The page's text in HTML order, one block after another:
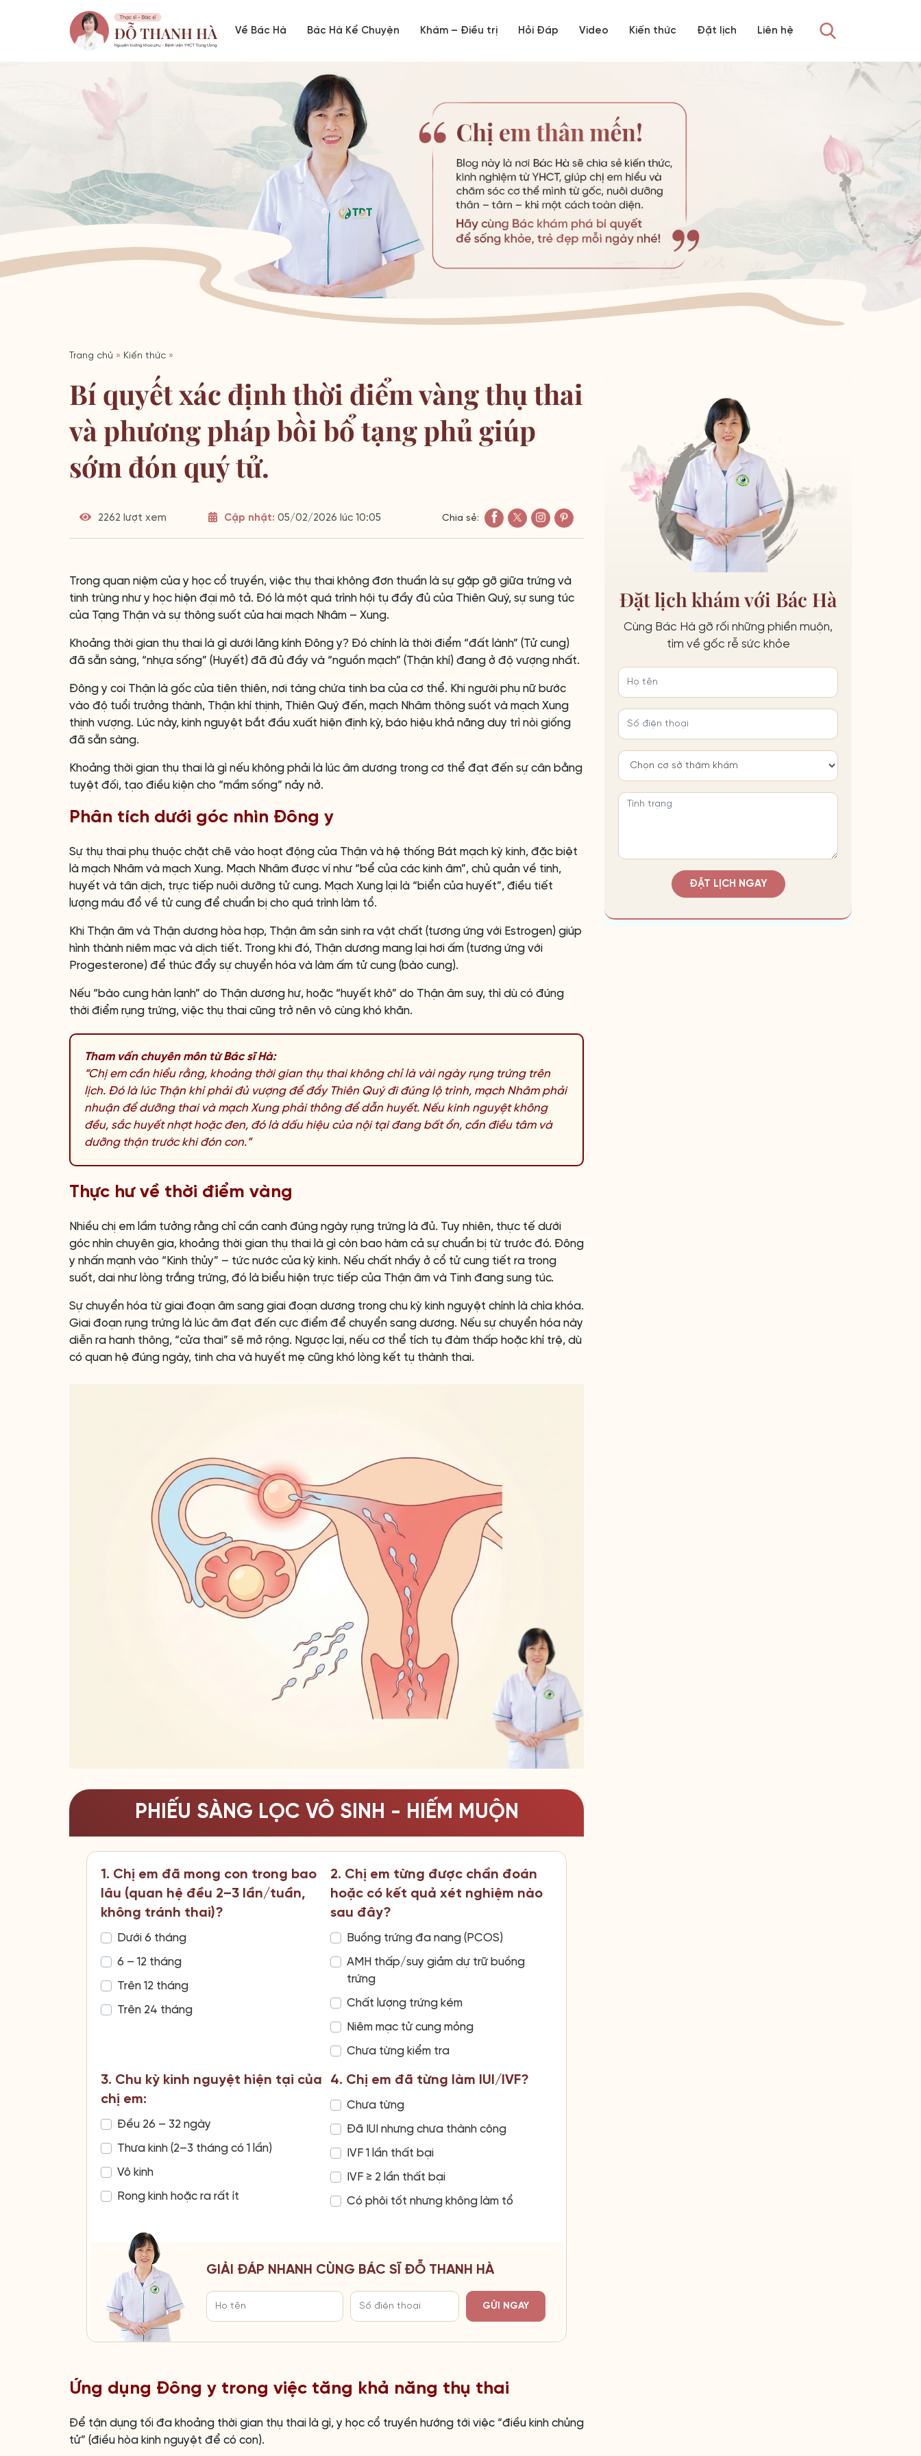
Về Bác Hà Bác Hà Kể Chuyện Khám – Điều trị Hỏi Đáp Video Kiến thức Đặt lịch Liên hệ
Trang chủ » Kiến thức »
Bí quyết xác định thời điểm vàng thụ thai
và phương pháp bồi bổ tạng phủ giúp
sớm đón quý tử.
2262 lượt xem Cập nhật: 05/02/2026 lúc 10:05 Chia sẻ:
Trong quan niệm của y học cổ truyền, việc thụ thai không đơn thuần là sự gặp gỡ giữa trứng và
tinh trùng như y học hiện đại mô tả. Đó là một quá trình hội tụ đầy đủ của Thiên Quý, sự sung túc
của Tạng Thận và sự thông suốt của hai mạch Nhâm – Xung.
Khoảng thời gian thụ thai là gì dưới lăng kính Đông y? Đó chính là thời điểm “đất lành” (Tử cung)
đã sẵn sàng, “nhựa sống” (Huyết) đã đủ đầy và “nguồn mạch” (Thận khí) đang ở độ vượng nhất.
Đông y coi Thận là gốc của tiên thiên, nơi tàng chứa tinh ba của cơ thể. Khi người phụ nữ bước
vào độ tuổi trưởng thành, Thận khí thịnh, Thiên Quý đến, mạch Nhâm thông suốt và mạch Xung
thịnh vượng. Lúc này, kinh nguyệt bắt đầu xuất hiện định kỳ, báo hiệu khả năng duy trì nòi giống
đã sẵn sàng.
Khoảng thời gian thụ thai là gì nếu không phải là lúc âm dương trong cơ thể đạt đến sự cân bằng
tuyệt đối, tạo điều kiện cho “mầm sống” nảy nở.
Phân tích dưới góc nhìn Đông y
Sự thụ thai phụ thuộc chặt chẽ vào hoạt động của Thận và hệ thống Bát mạch kỳ kinh, đặc biệt
là mạch Nhâm và mạch Xung. Mạch Nhâm được ví như “bể của các kinh âm”, chủ quản về tinh,
huyết và tân dịch, trực tiếp nuôi dưỡng tử cung. Mạch Xung lại là “biển của huyết”, điều tiết
lượng máu đổ về tử cung để chuẩn bị cho quá trình làm tổ.
Khi Thận âm và Thận dương hòa hợp, Thận âm sản sinh ra vật chất (tương ứng với Estrogen) giúp
hình thành niêm mạc và dịch tiết. Trong khi đó, Thận dương mang lại hơi ấm (tương ứng với
Progesterone) để thúc đẩy sự chuyển hóa và làm ấm tử cung (bào cung).
Nếu “bào cung hàn lạnh” do Thận dương hư, hoặc “huyết khô” do Thận âm suy, thì dù có đúng
thời điểm rụng trứng, việc thụ thai cũng trở nên vô cùng khó khăn.
Tham vấn chuyên môn từ Bác sĩ Hà:
“Chị em cần hiểu rằng, khoảng thời gian thụ thai không chỉ là vài ngày rụng trứng trên
lịch. Đó là lúc Thận khí phải đủ vượng để đẩy Thiên Quý đi đúng lộ trình, mạch Nhâm phải
nhuận để dưỡng thai và mạch Xung phải thông để dẫn huyết. Nếu kinh nguyệt không
đều, sắc huyết nhợt hoặc đen, đó là dấu hiệu của nội tại đang bất ổn, cần điều tâm và
dưỡng thận trước khi đón con.”
Thực hư về thời điểm vàng
Nhiều chị em lầm tưởng rằng chỉ cần canh đúng ngày rụng trứng là đủ. Tuy nhiên, thực tế dưới
góc nhìn chuyên gia, khoảng thời gian thụ thai là gì còn bao hàm cả sự chuẩn bị từ trước đó. Đông
y nhấn mạnh vào “Kinh thủy” – tức nước của kỳ kinh. Nếu chất nhầy ở cổ tử cung tiết ra trong
suốt, dai như lòng trắng trứng, đó là biểu hiện trực tiếp của Thận âm và Tinh đang sung túc.
Sự chuyển hóa từ giai đoạn âm sang giai đoạn dương trong chu kỳ kinh nguyệt chính là chìa khóa.
Giai đoạn rụng trứng là lúc âm đạt đến cực điểm để chuyển sang dương. Nếu sự chuyển hóa này
diễn ra hanh thông, “cửa thai” sẽ mở rộng. Ngược lại, nếu cơ thể tích tụ đàm thấp hoặc khí trệ, dù
có quan hệ đúng ngày, tinh cha và huyết mẹ cũng khó lòng kết tụ thành thai.
PHIẾU SÀNG LỌC VÔ SINH - HIẾM MUỘN
1. Chị em đã mong con trong bao
lâu (quan hệ đều 2–3 lần/tuần,
không tránh thai)?
Dưới 6 tháng
6 – 12 tháng
Trên 12 tháng
Trên 24 tháng
2. Chị em từng được chẩn đoán
hoặc có kết quả xét nghiệm nào
sau đây?
Buồng trứng đa nang (PCOS)
AMH thấp/suy giảm dự trữ buồng
trứng
Chất lượng trứng kém
Niêm mạc tử cung mỏng
Chưa từng kiểm tra
3. Chu kỳ kinh nguyệt hiện tại của
chị em:
Đều 26 – 32 ngày
Thưa kinh (2–3 tháng có 1 lần)
Vô kinh
Rong kinh hoặc ra rất ít
4. Chị em đã từng làm IUI/IVF?
Chưa từng
Đã IUI nhưng chưa thành công
IVF 1 lần thất bại
IVF ≥ 2 lần thất bại
Có phôi tốt nhưng không làm tổ
GIẢI ĐÁP NHANH CÙNG BÁC SĨ ĐỖ THANH HÀ
GỬI NGAY
Ứng dụng Đông y trong việc tăng khả năng thụ thai
Để tận dụng tối đa khoảng thời gian thụ thai là gì, y học cổ truyền hướng tới việc “điều kinh chủng
tử” (điều hòa kinh nguyệt để có con).
Đặt lịch khám với Bác Hà
Cùng Bác Hà gỡ rối những phiền muộn,
tìm về gốc rễ sức khỏe
ĐẶT LỊCH NGAY